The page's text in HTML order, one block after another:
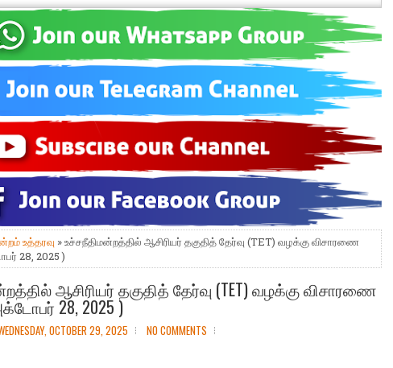
உத்தரவு » உச்சநீதிமன்றத்தில் ஆசிரியர் தகுதித் தேர்வு (TET) வழக்கு விசாரணை
28, 2025 )
ஆசிரியர் தகுதித் தேர்வு (TET) வழக்கு விசாரணை
28, 2025 )
OCTOBER 29, 2025 NO COMMENTS